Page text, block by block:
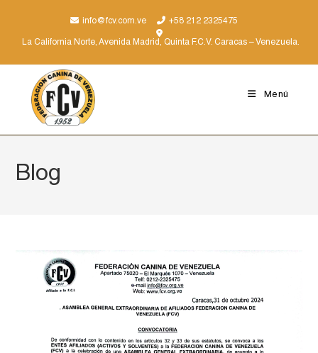
info@fcv.com.ve +58 212 2325475
La California Norte, Avenida Madrid, Quinta F.C.V. Caracas – Venezuela.
Menú
Blog